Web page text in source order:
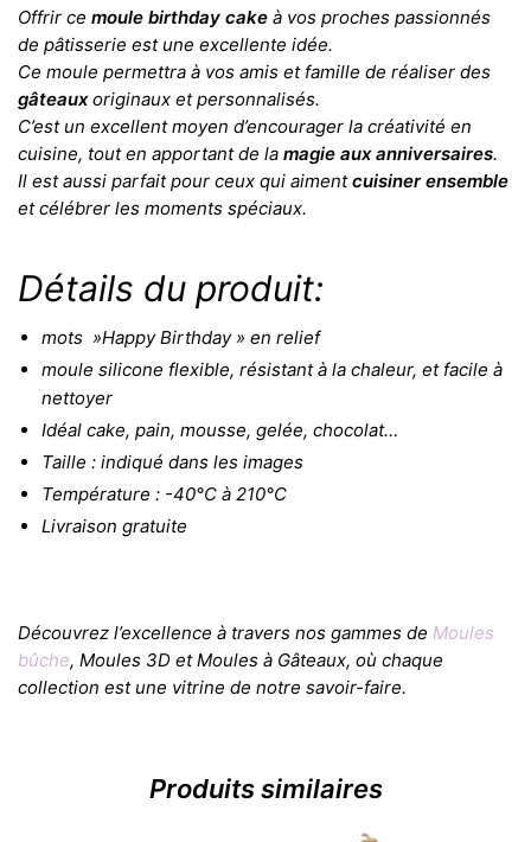
Offrir ce moule birthday cake à vos proches passionnés
de pâtisserie est une excellente idée.
Ce moule permettra à vos amis et famille de réaliser des
gâteauxoriginaux et personnalisés.
C’est un excellent moyen d’encourager la créativité en
cuisine, tout en apportant de la magie aux anniversaires.
Il est aussi parfait pour ceux qui aimentcuisiner ensemble
et célébrer les moments spéciaux.
Détails du produit:
mots »Happy Birthday » en relief
moule silicone flexible, résistant à la chaleur, et facile à
nettoyer
Idéal cake, pain, mousse, gelée, chocolat…
Taille : indiqué dans les images
Température : -40°C à 210°C
Livraison gratuite
Découvrez l’excellence à travers nos gammes de Moules
bûche, Moules 3D et Moules à Gâteaux, où chaque
collection est une vitrine de notre savoir-faire.
Produits similaires